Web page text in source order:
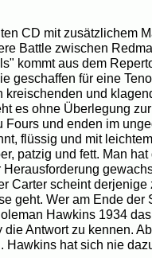
CD mit zusätzlichem
Battle zwischen
kommt aus dem
geschaffen für eine
kreischenden und
es ohne Überlegung
Fours und enden im
flüssig und mit
patzig und fett. Man
Herausforderung
Carter scheint derjenige
geht. Wer am Ende der
Hawkins 1934
die Antwort zu kennen.
Hawkins hat sich nie